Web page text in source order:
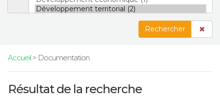
Rechercher
Accueil> Documentation
Résultat de la recherche